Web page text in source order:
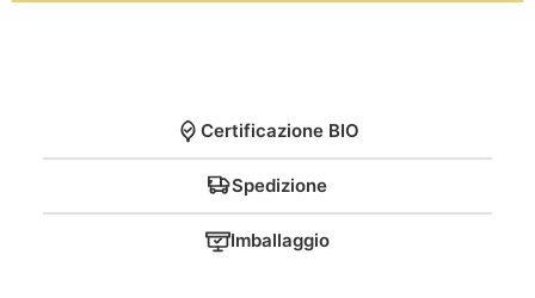
Certificazione BIO
Spedizione
Imballaggio